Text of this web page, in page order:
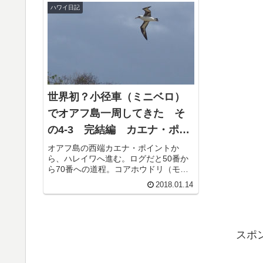
ハワイ日記
世界初？小径車（ミニベロ）
でオアフ島一周してきた そ
の4-3 完結編 カエナ・ポイ
ントからハレイワまで
オアフ島の西端カエナ・ポイントか
ら、ハレイワへ進む。ログだと50番か
ら70番への道程。コアホウドリ（モー
リー）カエナ・ポイントを出て2分ほど
でコアホウドリがお出迎え。ここはコ
2018.01.14
スポ